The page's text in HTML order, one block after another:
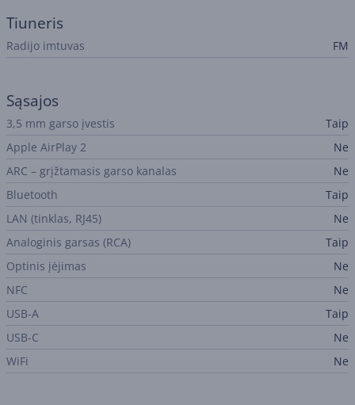
Tiuneris
Radijo imtuvas FM
Sąsajos
3,5 mm garso įvestis
Taip
Apple AirPlay 2
Ne
ARC – grįžtamasis garso kanalas
Ne
Bluetooth
Taip
LAN (tinklas, RJ45)
Ne
Analoginis garsas (RCA)
Taip
Optinis įėjimas
Ne
NFC
Ne
USB-A
Taip
USB-C
Ne
WiFi
Ne